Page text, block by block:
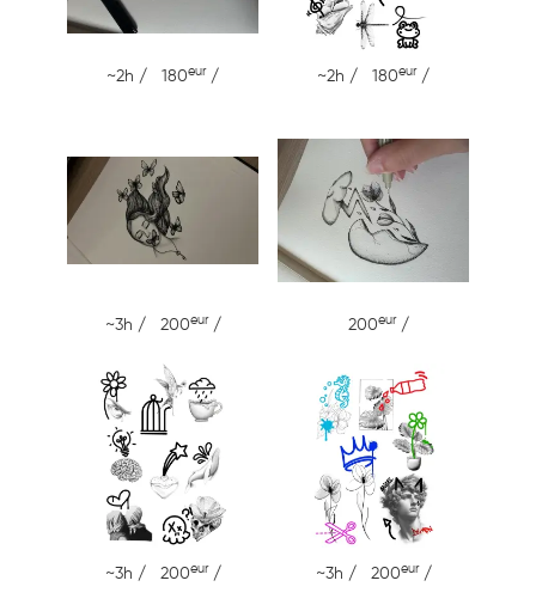
~2h / 180eur / ~2h / 180eur /
~3h / 200eur / 200eur /
~3h / 200eur / ~3h / 200eur /